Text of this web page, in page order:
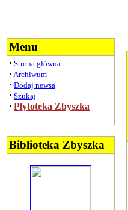
Menu
· Strona główna
· Archiwum
· Dodaj newsa
· Szukaj
· Płytoteka Zbyszka
Biblioteka Zbyszka